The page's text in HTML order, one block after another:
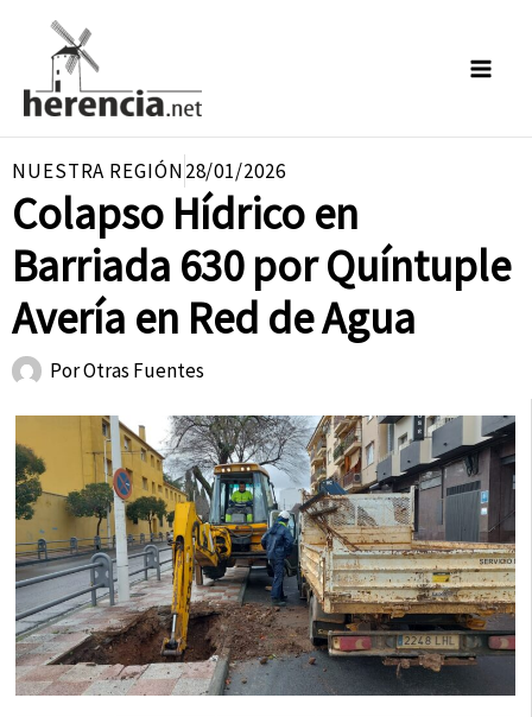
contenido
NUESTRA REGIÓN28/01/2026
Colapso Hídrico en
Barriada 630 por Quíntuple
Avería en Red de Agua
PorOtras Fuentes